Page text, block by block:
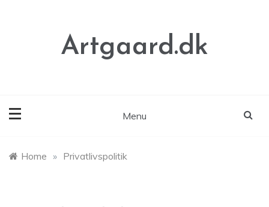
Artgaard.dk
Menu
Home » Privatlivspolitik